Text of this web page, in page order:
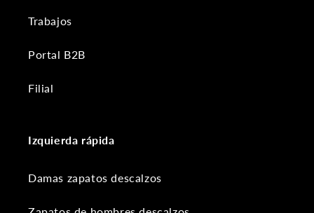
Trabajos
Portal B2B
Filial
Izquierda rápida
Damas zapatos descalzos